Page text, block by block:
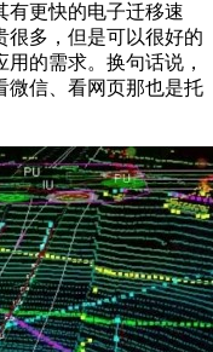
有更快的电子迁移速
很多，但是可以很好的
的需求。换句话说，
微信、看网页那也是托